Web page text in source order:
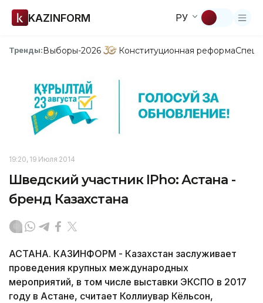
KAZINFORM РУ
Тренды:Выборы-2026 Конституционная реформа
19:20, 19 Июля 2014
Шведский участник IРho: Астана -
бренд Казахстана
АСТАНА. КАЗИНФОРМ - Казахстан заслуживает
проведения крупных международных
мероприятий, в том числе выставки ЭКСПО в 2017
году в Астане, считает Коллиувар Кёльсон,